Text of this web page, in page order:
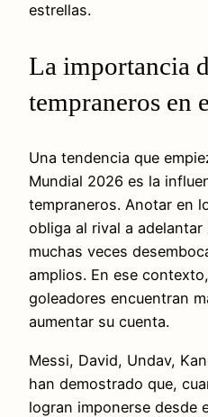
estrellas.
La importancia
tempraneros en
Una tendencia que
Mundial 2026 es la
tempraneros. Anotar en
obliga al rival a
muchas veces
amplios. En ese
goleadores encuentran
aumentar su cuenta.
Messi, David, Undav,
han demostrado que,
logran imponerse desde